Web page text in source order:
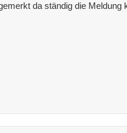
da ständig die